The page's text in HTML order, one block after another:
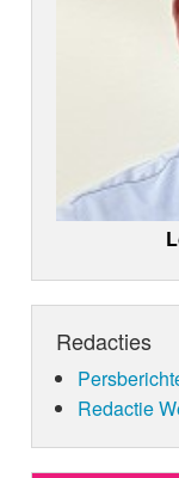
Redacties
Redactie